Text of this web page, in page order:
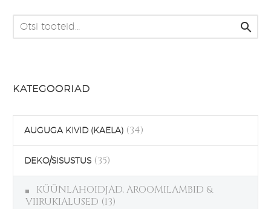
mitu

KATEGOORIAD
AUGUGA KIVID (KAELA) (34)
DEKO/SISUSTUS (35)
KÜÜNLAHOIDJAD, AROOMILAMBID &
VIIRUKIALUSED (13)